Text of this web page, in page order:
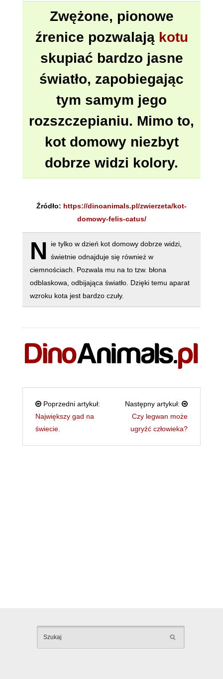
Zwężone, pionowe
źrenice pozwalają kotu
skupiać bardzo jasne
światło, zapobiegając
tym samym jego
rozszczepianiu. Mimo to,
kot domowy niezbyt
dobrze widzi kolory.
Źródło: https://dinoanimals.pl/zwierzeta/kot-
domowy-felis-catus/
N
ie tylko w dzień kot domowy dobrze widzi,
świetnie odnajduje się również w
ciemnościach. Pozwala mu na to tzw. błona
odblaskowa, odbijająca światło. Dzięki temu aparat
wzroku kota jest bardzo czuły.
Poprzedni artykuł:
Największy gad na
świecie.
Następny artykuł:
Czy legwan może
ugryźć człowieka?